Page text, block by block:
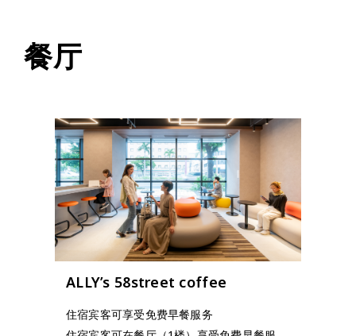
餐厅
ALLY’s 58street coffee
住宿宾客可享受免费早餐服务